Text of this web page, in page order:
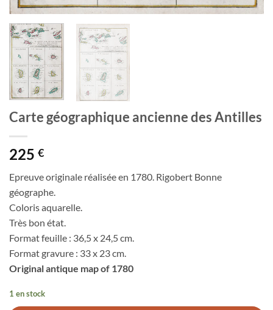
Carte géographique ancienne des Antilles
225 €
Epreuve originale réalisée en 1780. Rigobert Bonne
géographe.
Coloris aquarelle.
Très bon état.
Format feuille : 36,5 x 24,5 cm.
Format gravure : 33 x 23 cm.
Original antique map of 1780
1 en stock